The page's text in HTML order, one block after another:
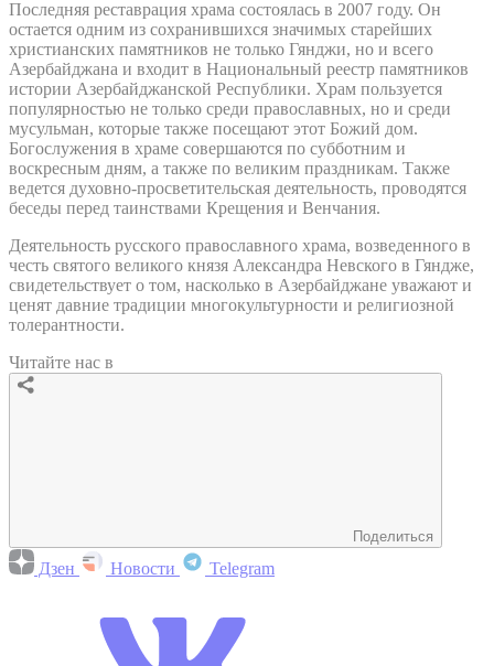
Последняя реставрация храма состоялась в 2007 году. Он
остается одним из сохранившихся значимых старейших
христианских памятников не только Гянджи, но и всего
Азербайджана и входит в Национальный реестр памятников
истории Азербайджанской Республики. Храм пользуется
популярностью не только среди православных, но и среди
мусульман, которые также посещают этот Божий дом.
Богослужения в храме совершаются по субботним и
воскресным дням, а также по великим праздникам. Также
ведется духовно-просветительская деятельность, проводятся
беседы перед таинствами Крещения и Венчания.
Деятельность русского православного храма, возведенного в
честь святого великого князя Александра Невского в Гяндже,
свидетельствует о том, насколько в Азербайджане уважают и
ценят давние традиции многокультурности и религиозной
толерантности.
Читайте нас в
Поделиться
Дзен Новости Telegram